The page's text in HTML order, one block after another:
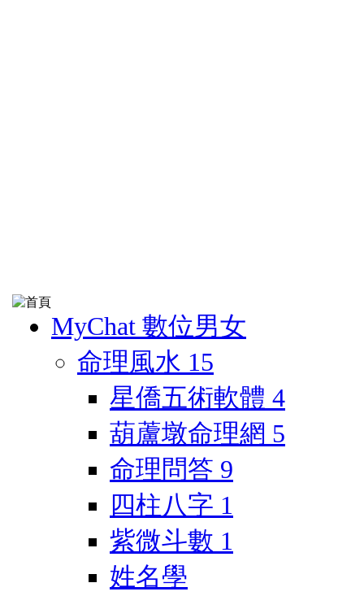
MyChat 數位男女
命理風水 15
星僑五術軟體 4
葫蘆墩命理網 5
命理問答 9
四柱八字 1
紫微斗數 1
姓名學